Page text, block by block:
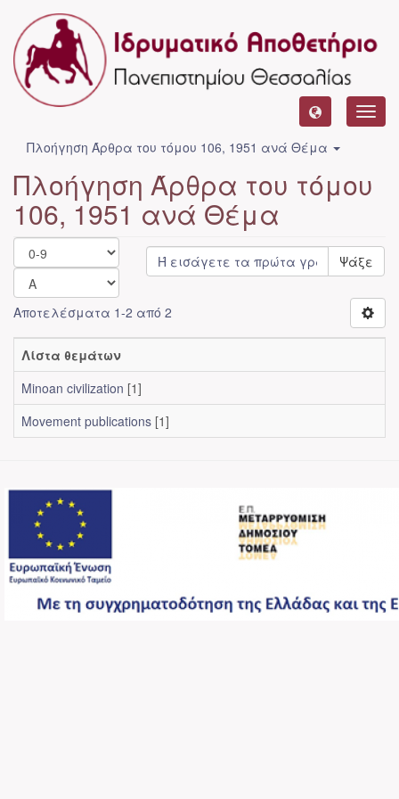
Πλοήγηση Άρθρα του τόμου 106, 1951 ανά Θέμα
Πλοήγηση Άρθρα του τόμου
106, 1951 ανά Θέμα
Ψάξε
Αποτελέσματα 1-2 από 2
Λίστα θεμάτων
Minoan civilization [1]
Movement publications [1]